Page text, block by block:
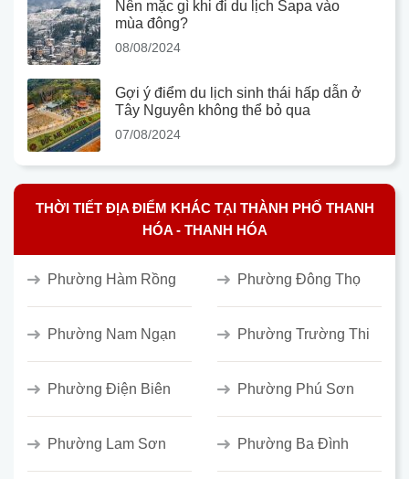
Nên mặc gì khi đi du lịch Sapa vào
mùa đông?
08/08/2024
Gợi ý điểm du lịch sinh thái hấp dẫn ở
Tây Nguyên không thể bỏ qua
07/08/2024
THỜI TIẾT ĐỊA ĐIỂM KHÁC TẠI THÀNH PHỐ THANH
HÓA - THANH HÓA
Phường Hàm Rồng Phường Đông Thọ
Phường Nam Ngạn Phường Trường Thi
Phường Điện Biên Phường Phú Sơn
Phường Lam Sơn Phường Ba Đình